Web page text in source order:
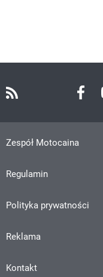
Zespół Motocaina
Regulamin
Polityka prywatności
Reklama
Kontakt